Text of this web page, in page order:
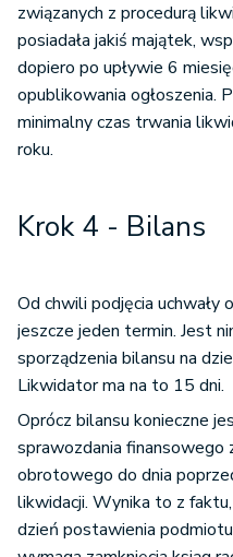
związanych z procedurą
posiadała jakiś majątek,
dopiero po upływie 6
opublikowania ogłoszenia.
minimalny czas trwania
roku.
Krok 4 - Bilans
Od chwili podjęcia uchwały
jeszcze jeden termin. Jest
sporządzenia bilansu na
Likwidator ma na to 15 dni.
Oprócz bilansu konieczne
sprawozdania finansowego
obrotowego do dnia
likwidacji. Wynika to z
dzień postawienia